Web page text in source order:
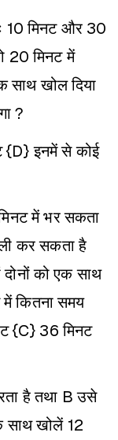
10 मिनट और 30
20 मिनट में
साथ खोल दिया
?
{D} इनमें से कोई
में भर सकता
कर सकता है
को एक साथ
में कितना समय
{C} 36 मिनट
है तथा B उसे
साथ खोलें 12